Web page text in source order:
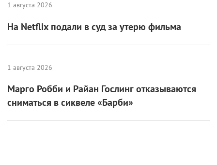
1 августа 2026
На Netflix подали в суд за утерю фильма
1 августа 2026
Марго Робби и Райан Гослинг отказываются
сниматься в сиквеле «Барби»